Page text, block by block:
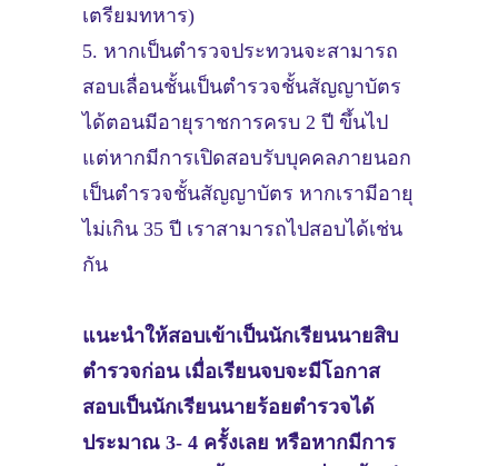
เตรียมทหาร)
5. หากเป็นตำรวจประทวนจะสามารถ
สอบเลื่อนชั้นเป็นตำรวจชั้นสัญญาบัตร
ได้ตอนมีอายุราชการครบ 2 ปี ขึ้นไป
แต่หากมีการเปิดสอบรับบุคคลภายนอก
เป็นตำรวจชั้นสัญญาบัตร หากเรามีอายุ
ไม่เกิน 35 ปี เราสามารถไปสอบได้เช่น
กัน
แนะนำให้สอบเข้าเป็นนักเรียนนายสิบ
ตำรวจก่อน เมื่อเรียนจบจะมีโอกาส
สอบเป็นนักเรียนนายร้อยตำรวจได้
ประมาณ 3- 4 ครั้งเลย หรือหากมีการ